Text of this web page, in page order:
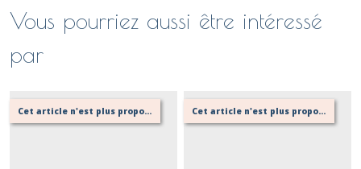
Vous pourriez aussi être intéressé
par
Cet article n'est plus proposé, retournez au menu principal ou contactez moi! Cet article n'est plus proposé, retournez au menu principal ou contactez moi!